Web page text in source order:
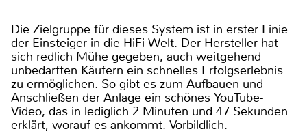
Die Zielgruppe für dieses System ist in erster Linie
der Einsteiger in die HiFi-Welt. Der Hersteller hat
sich redlich Mühe gegeben, auch weitgehend
unbedarften Käufern ein schnelles Erfolgserlebnis
zu ermöglichen. So gibt es zum Aufbauen und
Anschließen der Anlage ein schönes YouTube-
Video, das in lediglich 2 Minuten und 47 Sekunden
erklärt, worauf es ankommt. Vorbildlich.